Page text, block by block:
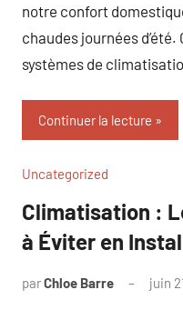
notre confort
chaudes journées
systèmes de
Continuer la lecture
Uncategorized
Climatisation :
à Éviter en
parChloe Barre juin